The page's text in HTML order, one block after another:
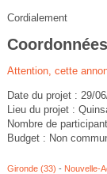
Cordialement
Attention, cette
Date du projet : 29/
Lieu du projet :
Nombre de
Budget : Non
Gironde (33) - Nouvelle-